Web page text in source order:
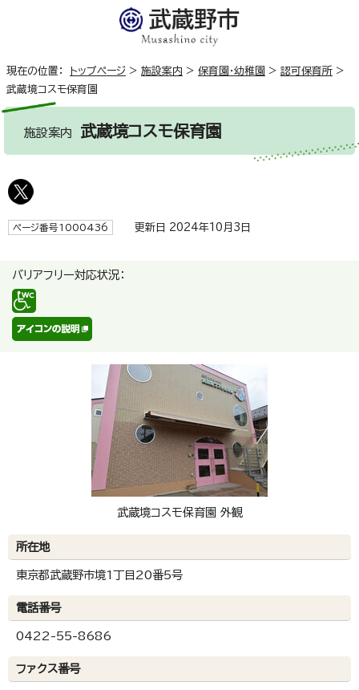
現在の位置： トップページ > 施設案内 > 保育園・幼稚園 > 認可保育所 >
武蔵境コスモ保育園
施設案内 武蔵境コスモ保育園
ページ番号1000436 更新日 2024年10月3日
バリアフリー対応状況：
武蔵境コスモ保育園 外観
所在地
東京都武蔵野市境1丁目20番5号
電話番号
0422-55-8686
ファクス番号